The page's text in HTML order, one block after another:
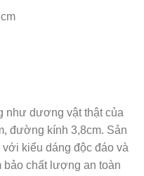
như dương vật thật của
đường kính 3,8cm. Sản
kiểu dáng độc đáo và
bảo chất lượng an toàn